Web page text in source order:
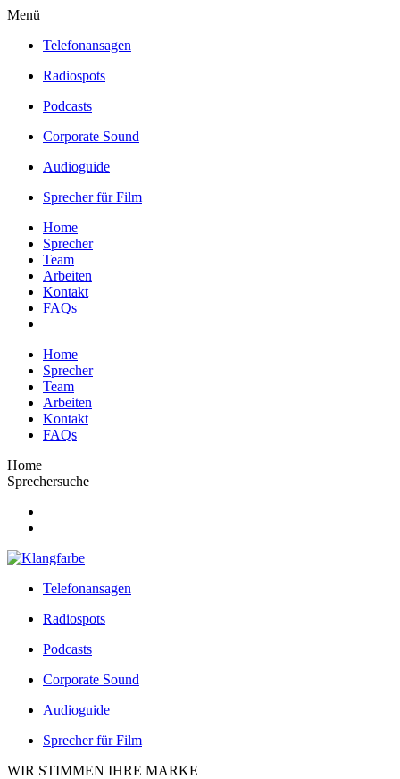
Menü
Telefonansagen
Radiospots
Podcasts
Corporate Sound
Audioguide
Sprecher für Film
Home
Sprecher
Team
Arbeiten
Kontakt
FAQs
Home
Sprecher
Team
Arbeiten
Kontakt
FAQs
Home
Sprechersuche
Telefonansagen
Radiospots
Podcasts
Corporate Sound
Audioguide
Sprecher für Film
WIR STIMMEN IHRE MARKE